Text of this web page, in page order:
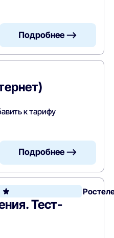
Подробнее —>
к тарифу
Подробнее —>
Тест-